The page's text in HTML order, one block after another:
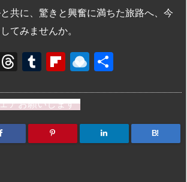
共に、驚きと興奮に満ちた旅路へ、今
てみませんか。
Bl T
e
a
d
T
m
bl
r
Fl
b
o
ar
R
n
dr
o
アお願いします
B!